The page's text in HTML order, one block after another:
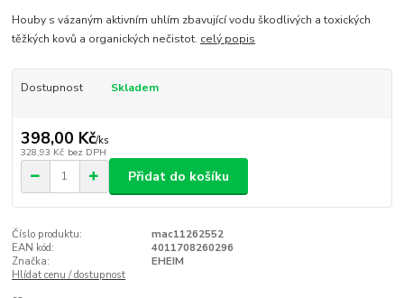
Houby s vázaným aktivním uhlím zbavující vodu škodlivých a toxických
těžkých kovů a organických nečistot. celý popis
Dostupnost Skladem
398,00 Kč/ks
328,93 Kč bez DPH
Přidat do košíku
Číslo produktu:
mac11262552
EAN kód:
4011708260296
Značka:
EHEIM
Hlídat cenu / dostupnost